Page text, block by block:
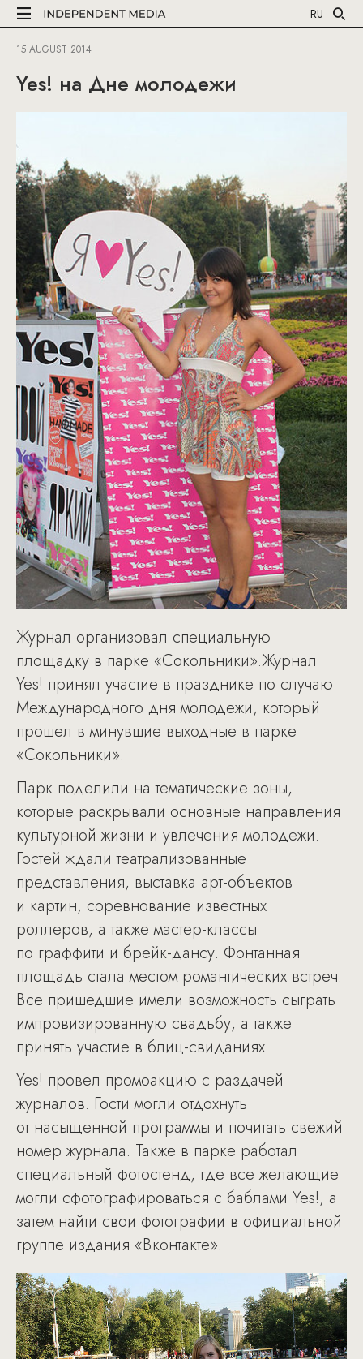
RU
15 AUGUST 2014
Yes! на Дне молодежи
Журнал организовал специальную
площадку в парке «Сокольники».Журнал
Yes! принял участие в празднике по случаю
Международного дня молодежи, который
прошел в минувшие выходные в парке
«Сокольники».
Парк поделили на тематические зоны,
которые раскрывали основные направления
культурной жизни и увлечения молодежи.
Гостей ждали театрализованные
представления, выставка арт-объектов
и картин, соревнование известных
роллеров, а также мастер-классы
по граффити и брейк-дансу. Фонтанная
площадь стала местом романтических встреч.
Все пришедшие имели возможность сыграть
импровизированную свадьбу, а также
принять участие в блиц-свиданиях.
Yes! провел промоакцию с раздачей
журналов. Гости могли отдохнуть
от насыщенной программы и почитать свежий
номер журнала. Также в парке работал
специальный фотостенд, где все желающие
могли сфотографироваться c баблами Yes!, а
затем найти свои фотографии в официальной
группе издания «Вконтакте».